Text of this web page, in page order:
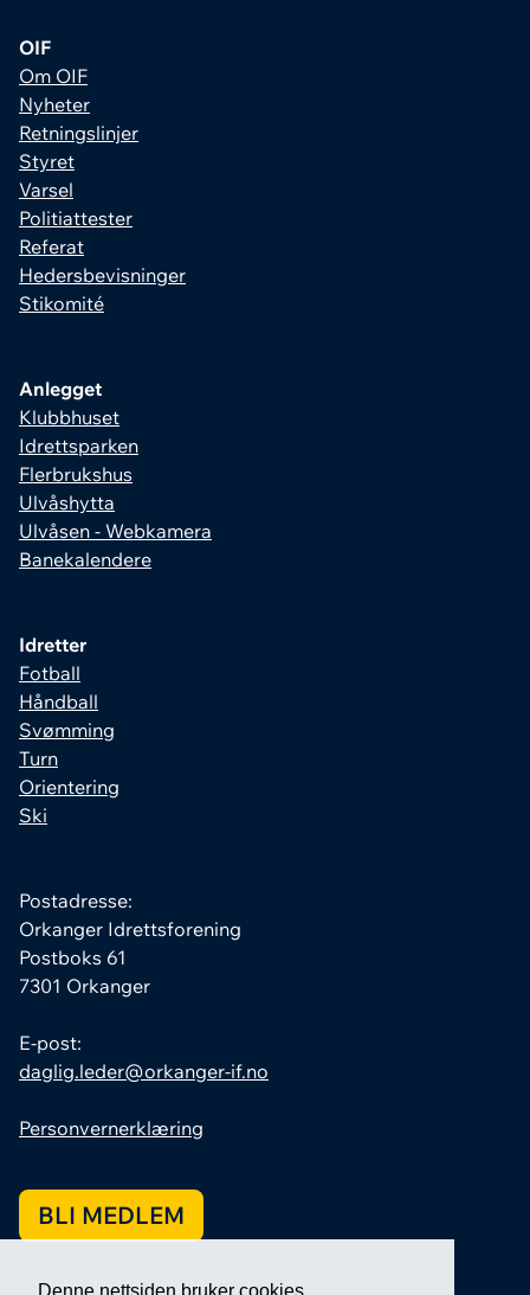
Denne nettsiden bruker cookies.
OIF
Om OIF
Nyheter
Retningslinjer
Styret
Varsel
Politiattester
Referat
Hedersbevisninger
Stikomité
Anlegget
Klubbhuset
Idrettsparken
Flerbrukshus
Ulvåshytta
Ulvåsen - Webkamera
Banekalendere
Idretter
Fotball
Håndball
Svømming
Turn
Orientering
Ski
Postadresse:
Orkanger Idrettsforening
Postboks 61
7301 Orkanger
E-post:
daglig.leder@orkanger-if.no
Personvernerklæring
BLI MEDLEM